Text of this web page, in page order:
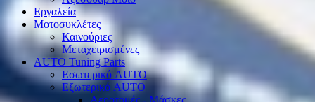
Εργαλεία
Μοτοσυκλέτες
Καινούριες
Μεταχειρισμένες
AUTO Tuning Parts
Εσωτερικό AUTO
Εξωτερικό AUTO
Αεροτομές - Μάσκες